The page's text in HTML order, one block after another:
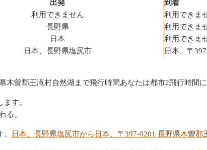
出発
利用できません
長野県
日本
日本、長野県塩尻市
到着
利用できま
利用できま
利用できま
日本、〒
曽郡王滝村自然湖まで飛行時間あなたは都市2飛行時間
す。
る。
日本、長野県塩尻市から日本、〒397-0201 長野県木曽郡